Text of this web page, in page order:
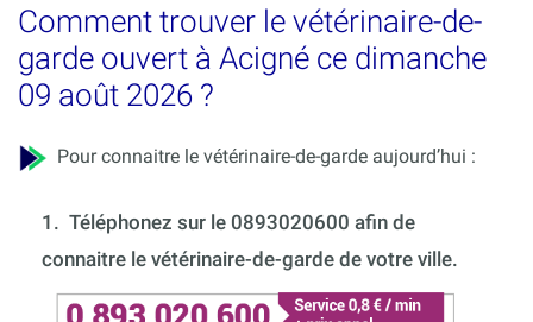
Comment trouver le vétérinaire-de-
garde ouvert à Acigné ce dimanche
09 août 2026 ?
Pour connaitre le vétérinaire-de-garde aujourd’hui :
1. Téléphonez sur le 0893020600 afin de
connaitre le vétérinaire-de-garde de votre ville.